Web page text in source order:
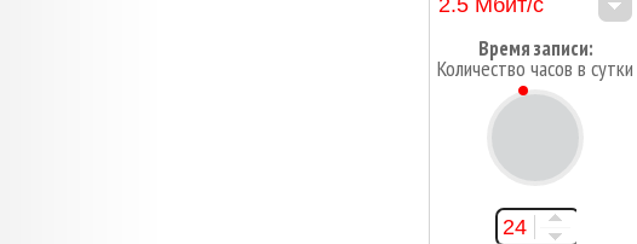
Время записи:
Количество часов в сутки